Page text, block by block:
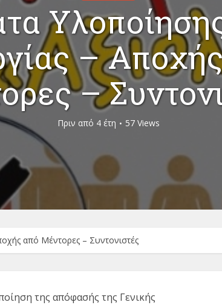
–
–
Πριν από 4 έτη 57 Views
από Μέντορες – Συντονιστές
της απόφασής της Γενικής